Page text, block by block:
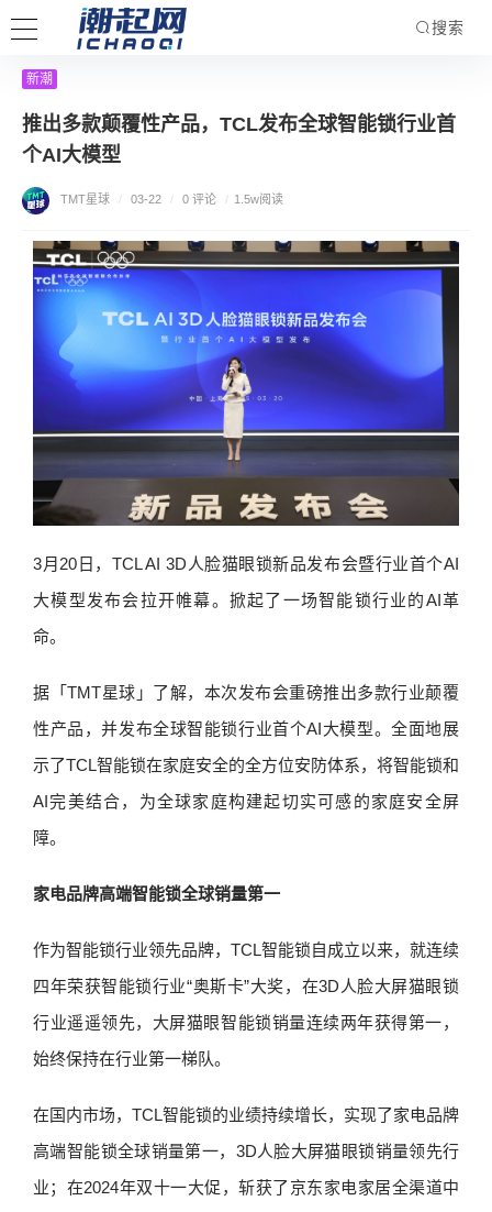
搜索
新潮
推出多款颠覆性产品，TCL发布全球智能锁行业首
个AI大模型
TMT星球 / 03-22 / 0 评论 / 1.5w阅读
3月20日，TCL AI 3D人脸猫眼锁新品发布会暨行业首个AI
大模型发布会拉开帷幕。掀起了一场智能锁行业的AI革
命。
据「TMT星球」了解，本次发布会重磅推出多款行业颠覆
性产品，并发布全球智能锁行业首个AI大模型。全面地展
示了TCL智能锁在家庭安全的全方位安防体系，将智能锁和
AI完美结合，为全球家庭构建起切实可感的家庭安全屏
障。
家电品牌高端智能锁全球销量第一
作为智能锁行业领先品牌，TCL智能锁自成立以来，就连续
四年荣获智能锁行业“奥斯卡”大奖，在3D人脸大屏猫眼锁
行业遥遥领先，大屏猫眼智能锁销量连续两年获得第一，
始终保持在行业第一梯队。
在国内市场，TCL智能锁的业绩持续增长，实现了家电品牌
高端智能锁全球销量第一，3D人脸大屏猫眼锁销量领先行
业；在2024年双十一大促，斩获了京东家电家居全渠道中